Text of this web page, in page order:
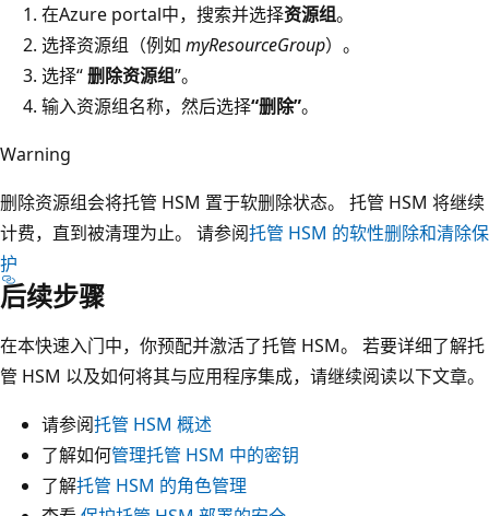
在Azure portal中，搜索并选择资源组。
选择资源组（例如 myResourceGroup）。
选择“删除资源组”。
输入资源组名称，然后选择“删除”。
Warning
删除资源组会将托管 HSM 置于软删除状态。 托管 HSM 将继续
计费，直到被清理为止。 请参阅托管 HSM 的软性删除和清除保
护
后续步骤
在本快速入门中，你预配并激活了托管 HSM。 若要详细了解托
管 HSM 以及如何将其与应用程序集成，请继续阅读以下文章。
请参阅托管 HSM 概述
了解如何管理托管 HSM 中的密钥
了解托管 HSM 的角色管理